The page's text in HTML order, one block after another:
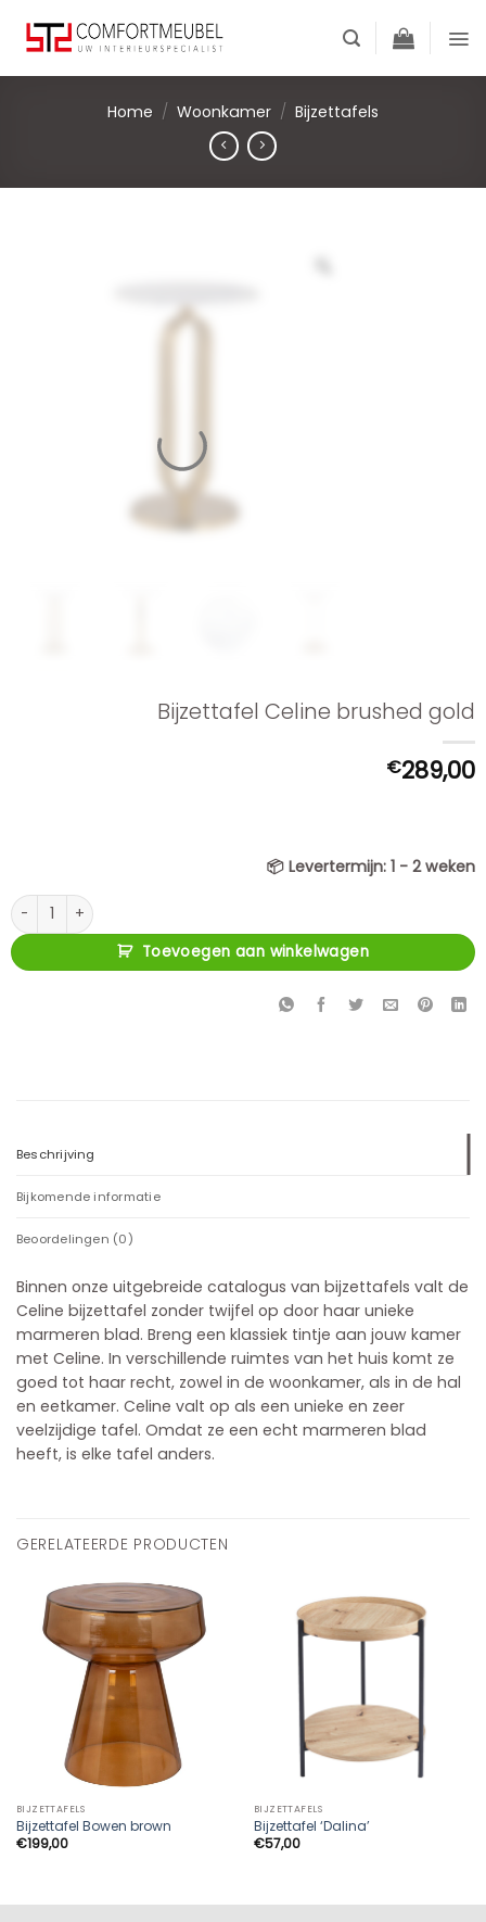
content
Home / Woonkamer / Bijzettafels
Bijzettafel Celine brushed gold
€289,00
📦 Levertermijn: 1 - 2 weken
Bijzettafel Celine brushed gold aantal
Toevoegen aan winkelwagen
Beschrijving
Bijkomende informatie
Beoordelingen (0)
Binnen onze uitgebreide catalogus van bijzettafels valt de
Celine bijzettafel zonder twijfel op door haar unieke
marmeren blad. Breng een klassiek tintje aan jouw kamer
met Celine. In verschillende ruimtes van het huis komt ze
goed tot haar recht, zowel in de woonkamer, als in de hal
en eetkamer. Celine valt op als een unieke en zeer
veelzijdige tafel. Omdat ze een echt marmeren blad
heeft, is elke tafel anders.
GERELATEERDE PRODUCTEN
BIJZETTAFELS
Bijzettafel Bowen brown
€199,00
BIJZETTAFELS
Bijzettafel ‘Dalina’
€57,00